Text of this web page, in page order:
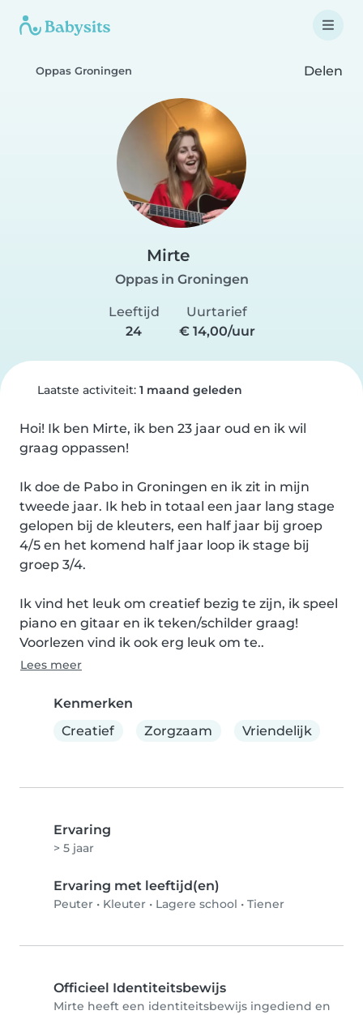
Oppas Groningen Delen
Mirte
Oppas in Groningen
Leeftijd
24
Uurtarief
€ 14,00/uur
Laatste activiteit: 1 maand geleden
Hoi! Ik ben Mirte, ik ben 23 jaar oud en ik wil
graag oppassen!
Ik doe de Pabo in Groningen en ik zit in mijn
tweede jaar. Ik heb in totaal een jaar lang stage
gelopen bij de kleuters, een half jaar bij groep
4/5 en het komend half jaar loop ik stage bij
groep 3/4.
Ik vind het leuk om creatief bezig te zijn, ik speel
piano en gitaar en ik teken/schilder graag!
Voorlezen vind ik ook erg leuk om te..
Lees meer
Kenmerken
Creatief
Zorgzaam Vriendelijk
Ervaring
> 5 jaar
Ervaring met leeftijd(en)
Peuter • Kleuter • Lagere school • Tiener
Officieel Identiteitsbewijs
Mirte heeft een identiteitsbewijs ingediend en